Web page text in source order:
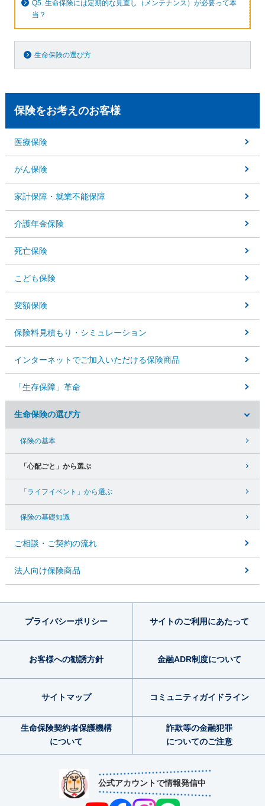
Q5. 生命保険には定期的な見直し（メンテナンス）が必要って本
当？
生命保険の選び方
保険をお考えのお客様
医療保険
がん保険
家計保障・就業不能保障
介護年金保険
死亡保険
こども保険
変額保険
保険料見積もり・ シミュレーション
インターネットでご加入いただける保険商品
「生存保障」革命
生命保険の選び方
保険の基本
「心配ごと」から選ぶ
「ライフイベント」から選ぶ
保険の基礎知識
ご相談・ご契約の流れ
法人向け保険商品
公式アカウントで情報発信中
プライバシーポリシー サイトのご利用にあたって
お客様への勧誘方針 金融ADR制度について
サイトマップ コミュニティガイドライン
生命保険契約者保護機構
について
詐欺等の金融犯罪
についてのご注意